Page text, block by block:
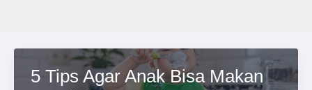
5 Tips Agar Anak Bisa Makan